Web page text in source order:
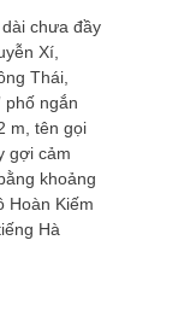
chưa đầy
Xí,
Thái,
phố ngắn
m, tên gọi
gợi cảm
khoảng
Hoàn Kiếm
Hà